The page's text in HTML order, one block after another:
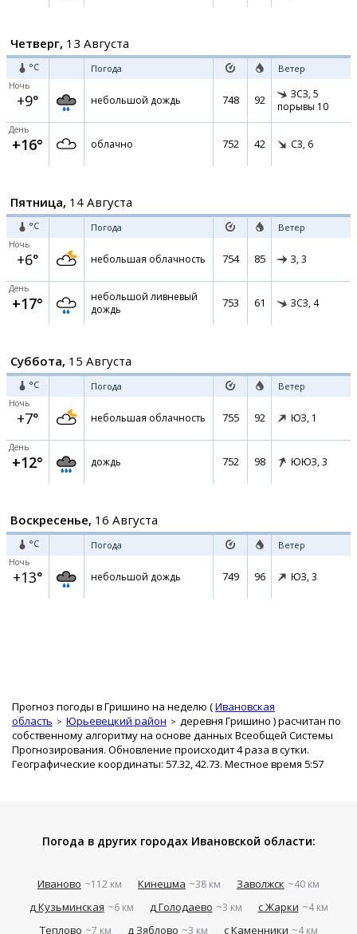
Четверг, 13 Августа
°C Погода Ветер
Ночь
+9° небольшой дождь 748 92 ЗСЗ, 5
порывы 10
День
+16° облачно 752 42 СЗ, 6
Пятница, 14 Августа
°C Погода Ветер
Ночь
+6° небольшая облачность 754 85 З, 3
День
+17°
небольшой ливневый
дождь
753 61 ЗСЗ, 4
Суббота, 15 Августа
°C Погода Ветер
Ночь
+7° небольшая облачность 755 92 ЮЗ, 1
День
+12° дождь 752 98 ЮЮЗ, 3
Воскресенье, 16 Августа
°C Погода Ветер
Ночь
+13° небольшой дождь 749 96 ЮЗ, 3
Прогноз погоды в Гришино на неделю (Ивановская
область
Юрьевецкий район деревня Гришино ) расчитан по
собственному алгоритму на основе данных Всеобщей Системы
Прогнозирования. Обновление происходит 4 раза в сутки.
Географические координаты: 57.32, 42.73. Местное время 5:57
Погода в других городах Ивановской области:
Иваново ~112 км Кинешма ~38 км Заволжск ~40 км
д Кузьминская ~6 км д Голодаево ~3 км с Жарки ~4 км
Теплово ~7 км д Зяблово ~3 км с Каменники ~4 км